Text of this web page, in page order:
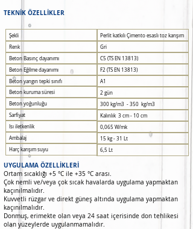
TEKNİK ÖZELLİKLER
UYGULAMA ÖZELLİKLERİ
Ortam sıcaklığı +5 °C ile +35 °C arası.
Çok nemli ve/veya çok sıcak havalarda uygulama yapmaktan
kaçınılmalıdır.
Kuvvetli rüzgar ve direkt güneş altında uygulama yapmaktan
kaçınılmalıdır.
Donmuş, erimekte olan veya 24 saat içerisinde don tehlikesi
olan yüzeylerde uygulanmamalıdır.
Perlit katkılı Çimento esaslı toz karışım
Gri
C5 (TS EN 13813)
F2 (TS EN 13813)
A1
2 gün
300 kg/m3 - 350 kg/m3
Kalınlık 3 cm - 10 cm
0,065 W/mk
15 kg - 31 Lt
6,5 Lt
Şekli
Renk
Beton Basınç dayanımı
Beton Eğilme dayanımı
Beton yangın tepki sınıfı
Beton kuruma süresi
Beton yoğunluğu
Sarfiyat
Isı iletkenlik
Ambalaj
Harç karışım suyu